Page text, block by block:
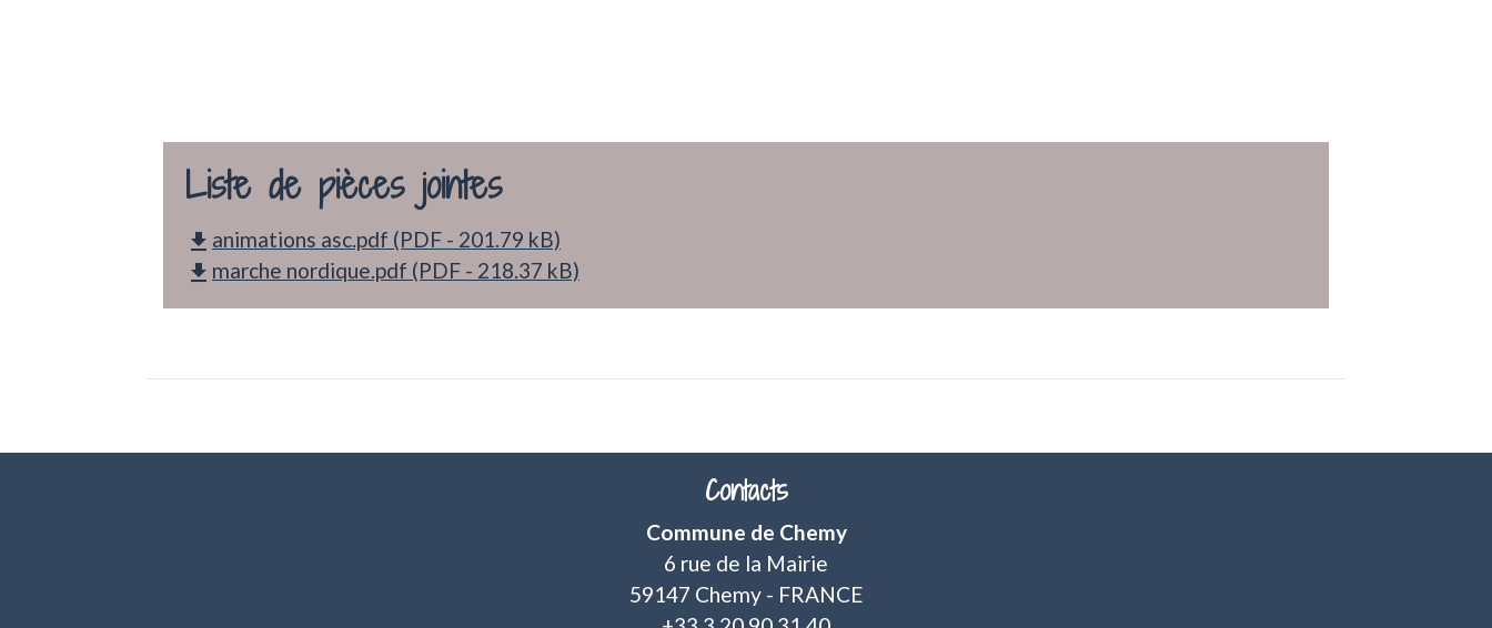
Liste de pièces jointes
file_download animations asc.pdf (PDF - 201.79 kB)
file_download marche nordique.pdf (PDF - 218.37 kB)
Contacts
Commune de Chemy
6 rue de la Mairie
59147 Chemy - FRANCE